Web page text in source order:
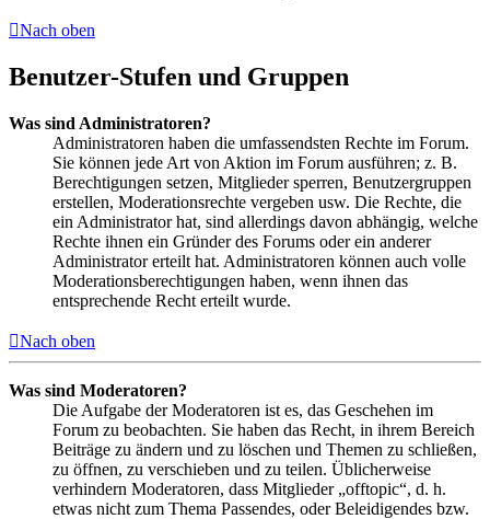
Nach oben
Benutzer-Stufen und Gruppen
Was sind Administratoren?
Administratoren haben die umfassendsten Rechte im Forum.
Sie können jede Art von Aktion im Forum ausführen; z. B.
Berechtigungen setzen, Mitglieder sperren, Benutzergruppen
erstellen, Moderationsrechte vergeben usw. Die Rechte, die
ein Administrator hat, sind allerdings davon abhängig, welche
Rechte ihnen ein Gründer des Forums oder ein anderer
Administrator erteilt hat. Administratoren können auch volle
Moderationsberechtigungen haben, wenn ihnen das
entsprechende Recht erteilt wurde.
Nach oben
Was sind Moderatoren?
Die Aufgabe der Moderatoren ist es, das Geschehen im
Forum zu beobachten. Sie haben das Recht, in ihrem Bereich
Beiträge zu ändern und zu löschen und Themen zu schließen,
zu öffnen, zu verschieben und zu teilen. Üblicherweise
verhindern Moderatoren, dass Mitglieder „offtopic“, d. h.
etwas nicht zum Thema Passendes, oder Beleidigendes bzw.